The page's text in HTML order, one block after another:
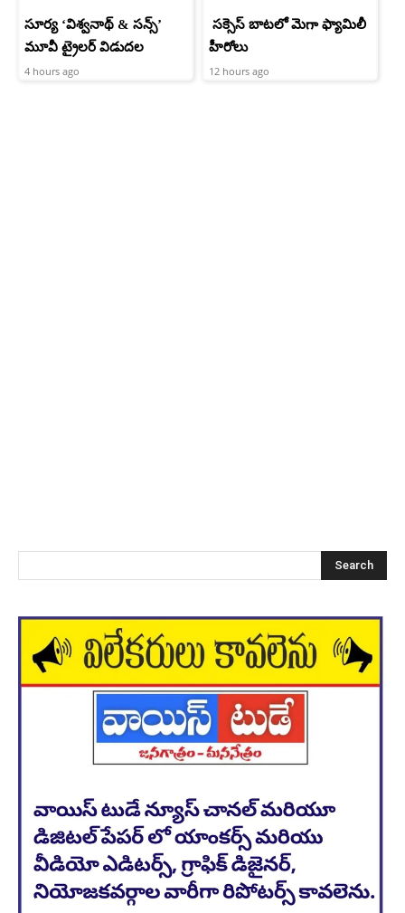
సూర్య ‘విశ్వనాథ్ & సన్స్’
మూవీ ట్రైలర్ విడుదల
4 hours ago
సక్సెస్ బాటలో మెగా ఫ్యామిలీ
హీరోలు
12 hours ago
Search